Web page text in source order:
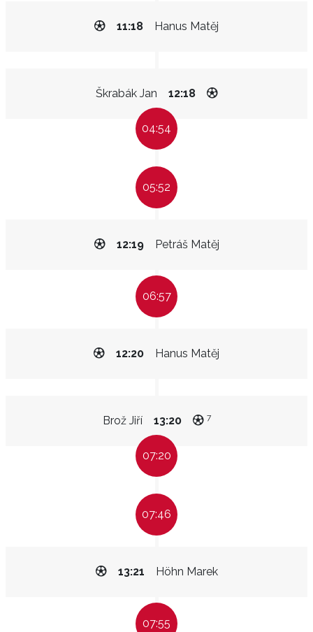
Hanus Matěj
11:18
Škrabák Jan 12:18
04:54
05:52
Petráš Matěj
12:19
06:57
Hanus Matěj
12:20
Brož Jiří 13:20 7
07:20
07:46
Höhn Marek
13:21
07:55